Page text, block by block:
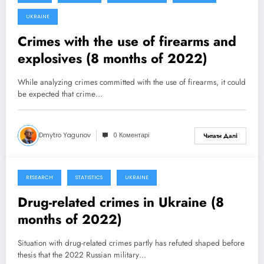
27 Вересня, 2022
UKRAINE
Crimes with the use of firearms and
explosives (8 months of 2022)
While analyzing crimes committed with the use of firearms, it could
be expected that crime…
Dmytro Yagunov 0 Коментарі Читати Далі
25 Вересня, 2022
RESEARCH STATISTICS UKRAINE
Drug-related crimes in Ukraine (8
months of 2022)
Situation with drug-related crimes partly has refuted shaped before
thesis that the 2022 Russian military…